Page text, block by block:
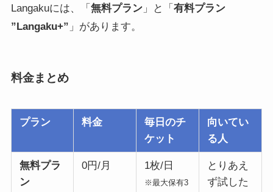
Langakuには、「 無料プラン」と「 有料プラン
”Langaku+” 」があります。
料金まとめ
プラン 料金
毎日のチ
ケット
向いてい
る人
無料プラ
ン
0円/月 1枚/日
※最大保有3
とりあえ
ず試した